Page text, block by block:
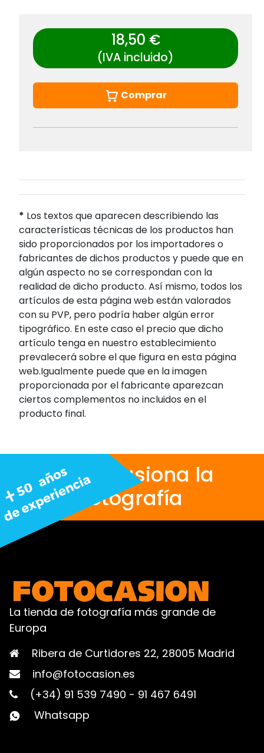
18,50 €
(IVA incluido)
Comprar
* Los textos que aparecen describiendo las
características técnicas de los productos han
sido proporcionados por los importadores o
fabricantes de dichos productos y puede que en
algún aspecto no se correspondan con la
realidad de dicho producto. Así mismo, todos los
artículos de esta página web están valorados
con su PVP, pero podría haber algún error
tipográfico. En este caso el precio que dicho
artículo tenga en nuestro establecimiento
prevalecerá sobre el que figura en esta página
web.Igualmente puede que en la imagen
proporcionada por el fabricante aparezcan
ciertos complementos no incluidos en el
producto final.
Nos apasiona la
fotografía
La tienda de fotografía más grande de
Europa
Ribera de Curtidores 22, 28005 Madrid
info@fotocasion.es
(+34) 91 539 7490 - 91 467 6491
Whatsapp